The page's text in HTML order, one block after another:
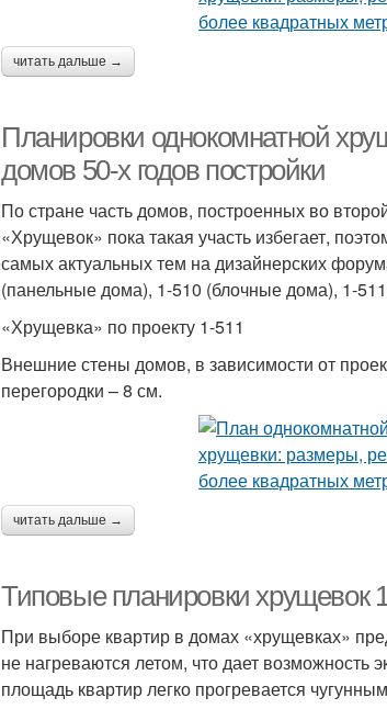
читать дальше →
Планировки однокомнатной
домов 50-х годов постройки
По стране часть домов, построенных во
«Хрущевок» пока такая участь избегает,
самых актуальных тем на дизайнерских
(панельные дома), 1-510 (блочные дома), 1-
«Хрущевка» по проекту 1-511
Внешние стены домов, в зависимости от
перегородки – 8 см.
читать дальше →
Типовые планировки хрущевок
При выборе квартир в домах «хрущевках»
не нагреваются летом, что дает
площадь квартир легко прогревается